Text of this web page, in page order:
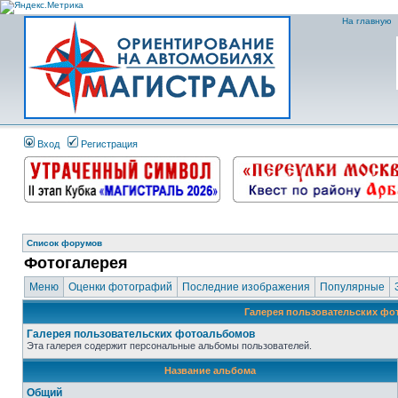
На главную
Вход Регистрация
Список форумов
Фотогалерея
Меню Оценки фотографий Последние изображения Популярные
Галерея пользовательских
Галерея пользовательских фотоальбомов
Эта галерея содержит персональные альбомы пользователей.
Название альбома
Общий